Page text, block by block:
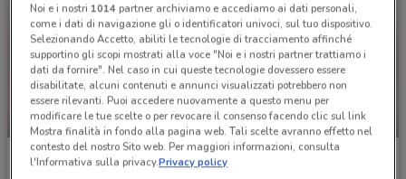
-4 GIORNI
Giocheria
-4 GIORNI
Giocheria
Noi e i nostri 1014partner archiviamo e accediamo ai dati personali,
come i dati di navigazione gli o identificatori univoci, sul tuo dispositivo.
Selezionando Accetto, abiliti le tecnologie di tracciamento affinché
supportino gli scopi mostrati alla voce "Noi e i nostri partner trattiamo i
dati da fornire". Nel caso in cui queste tecnologie dovessero essere
disabilitate, alcuni contenuti e annunci visualizzati potrebbero non
essere rilevanti. Puoi accedere nuovamente a questo menu per
modificare le tue scelte o per revocare il consenso facendo clic sul link
Mostra finalità in fondo alla pagina web. Tali scelte avranno effetto nel
contesto del nostro Sito web. Per maggiori informazioni, consulta
l'Informativa sulla privacy.Privacy policy